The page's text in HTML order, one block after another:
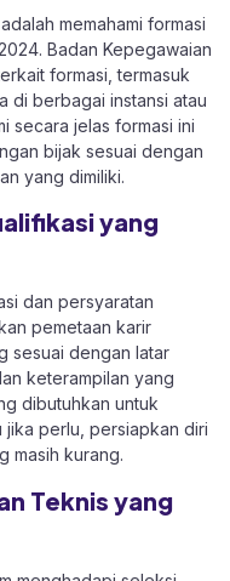
memahami formasi
Badan Kepegawaian
formasi, termasuk
di berbagai instansi atau
secara jelas formasi ini
bijak sesuai dengan
yang dimiliki.
yang
dan persyaratan
pemetaan karir
sesuai dengan latar
keterampilan yang
dibutuhkan untuk
perlu, persiapkan diri
masih kurang.
Teknis yang